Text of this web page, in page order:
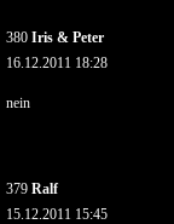
380 Iris & Peter
16.12.2011 18:28
nein
379 Ralf
15.12.2011 15:45